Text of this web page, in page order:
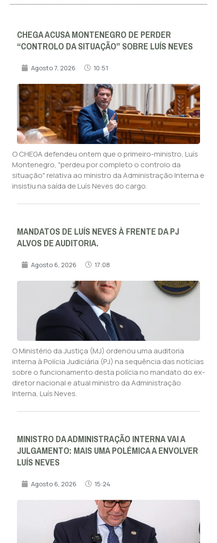
CHEGA ACUSA MONTENEGRO DE PERDER
“CONTROLO DA SITUAÇÃO” SOBRE LUÍS NEVES
Agosto 7, 2026 10:51
O CHEGA defendeu ontem que o primeiro-ministro, Luís
Montenegro, "perdeu por completo o controlo da
situação" relativa ao ministro da Administração Interna e
insistiu na saída de Luís Neves do cargo.
MANDATOS DE LUÍS NEVES À FRENTE DA PJ
ALVOS DE AUDITORIA.
Agosto 6, 2026 17:08
O Ministério da Justiça (MJ) ordenou uma auditoria
interna à Polícia Judiciária (PJ) na sequência das notícias
sobre o funcionamento desta polícia no mandato do ex-
diretor nacional e atual ministro da Administração
Interna, Luís Neves.
MINISTRO DA ADMINISTRAÇÃO INTERNA VAI A
JULGAMENTO: MAIS UMA POLÉMICA A ENVOLVER
LUÍS NEVES
Agosto 6, 2026 15:24